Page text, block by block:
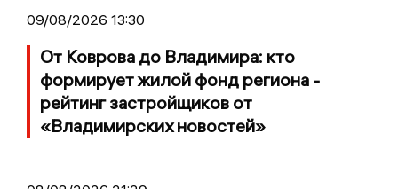
09/08/2026 13:30
От Коврова до Владимира: кто
формирует жилой фонд региона -
рейтинг застройщиков от
«Владимирских новостей»